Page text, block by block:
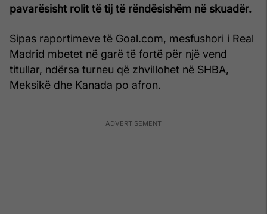
pavarësisht rolit të tij të rëndësishëm në skuadër.
Sipas raportimeve të Goal.com, mesfushori i Real
Madrid mbetet në garë të fortë për një vend
titullar, ndërsa turneu që zhvillohet në SHBA,
Meksikë dhe Kanada po afron.